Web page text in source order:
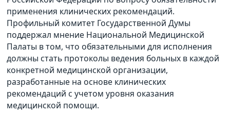
применения клинических рекомендаций.
Профильный комитет Государственной Думы
поддержал мнение Национальной Медицинской
Палаты в том, что обязательными для исполнения
должны стать протоколы ведения больных в каждой
конкретной медицинской организации,
разработанные на основе клинических
рекомендаций с учетом уровня оказания
медицинской помощи.